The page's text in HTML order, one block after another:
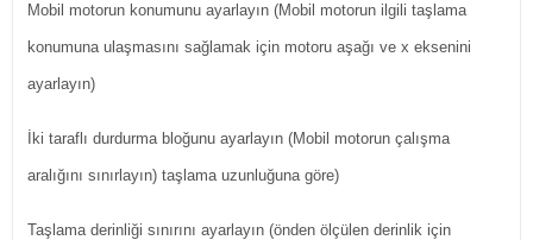
Mobil motorun konumunu ayarlayın (Mobil motorun ilgili taşlama
konumuna ulaşmasını sağlamak için motoru aşağı ve x eksenini
ayarlayın)
İki taraflı durdurma bloğunu ayarlayın (Mobil motorun çalışma
aralığını sınırlayın) taşlama uzunluğuna göre)
Taşlama derinliği sınırını ayarlayın (önden ölçülen derinlik için